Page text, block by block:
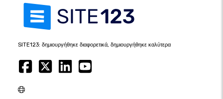
SITE123: δημιουργήθηκε διαφορετικά, δημιουργήθηκε καλύτερα